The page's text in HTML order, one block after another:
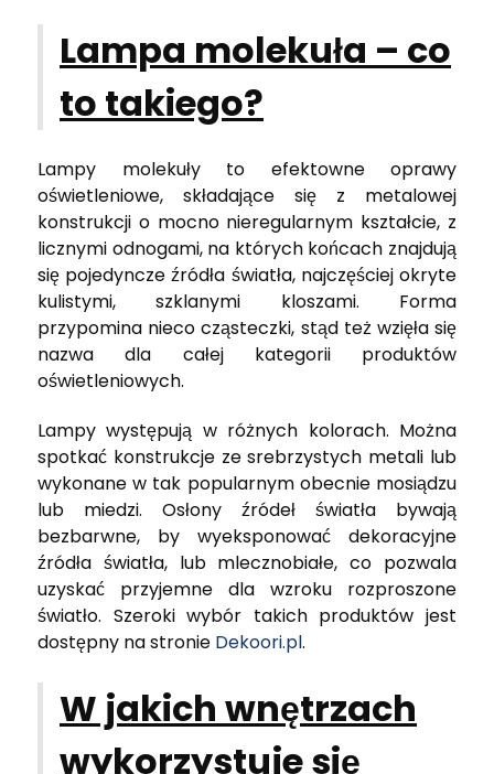
Lampa molekuła – co
to takiego?
Lampy molekuły to efektowne oprawy
oświetleniowe, składające się z metalowej
konstrukcji o mocno nieregularnym kształcie, z
licznymi odnogami, na których końcach znajdują
się pojedyncze źródła światła, najczęściej okryte
kulistymi, szklanymi kloszami. Forma
przypomina nieco cząsteczki, stąd też wzięła się
nazwa dla całej kategorii produktów
oświetleniowych.
Lampy występują w różnych kolorach. Można
spotkać konstrukcje ze srebrzystych metali lub
wykonane w tak popularnym obecnie mosiądzu
lub miedzi. Osłony źródeł światła bywają
bezbarwne, by wyeksponować dekoracyjne
źródła światła, lub mlecznobiałe, co pozwala
uzyskać przyjemne dla wzroku rozproszone
światło. Szeroki wybór takich produktów jest
dostępny na stronie Dekoori.pl.
W jakich wnętrzach
wykorzystuje się